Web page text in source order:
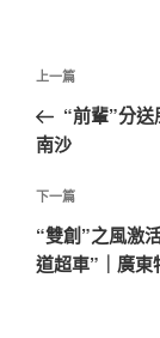
文
導
覽
上
一
篇
章
上一篇
“前輩”分
南沙
下
一
篇
下一篇
“雙創”之風激
道超車”｜廣東